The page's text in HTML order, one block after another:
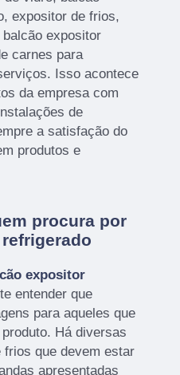
expositor de frios,
expositor
carnes para
Isso acontece
da empresa com
de
a satisfação do
produtos e
procura por
expositor
entender que
para aqueles que
Há diversas
que devem estar
apresentadas